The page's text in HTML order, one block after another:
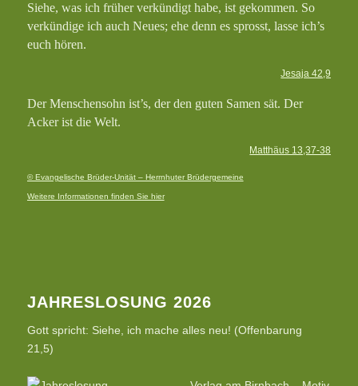
Siehe, was ich früher verkündigt habe, ist gekommen. So
verkündige ich auch Neues; ehe denn es sprosst, lasse ich’s
euch hören.
Jesaja 42,9
Der Menschensohn ist’s, der den guten Samen sät. Der
Acker ist die Welt.
Matthäus 13,37-38
© Evangelische Brüder-Unität – Herrnhuter Brüdergemeine
Weitere Informationen finden Sie hier
JAHRESLOSUNG 2026
Gott spricht: Siehe, ich mache alles neu! (Offenbarung
21,5)